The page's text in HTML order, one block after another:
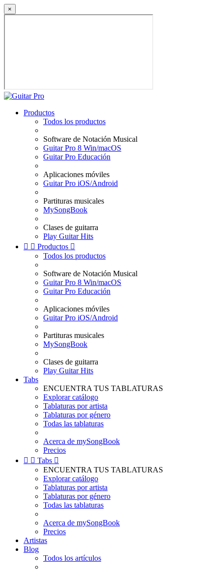
×
Productos
Todos los productos
Software de Notación Musical
Guitar Pro 8 Win/macOS
Guitar Pro Educación
Aplicaciones móviles
Guitar Pro iOS/Android
Partituras musicales
MySongBook
Clases de guitarra
Play Guitar Hits
  Productos 
Todos los productos
Software de Notación Musical
Guitar Pro 8 Win/macOS
Guitar Pro Educación
Aplicaciones móviles
Guitar Pro iOS/Android
Partituras musicales
MySongBook
Clases de guitarra
Play Guitar Hits
Tabs
ENCUENTRA TUS TABLATURAS
Explorar catálogo
Tablaturas por artista
Tablaturas por género
Todas las tablaturas
Acerca de mySongBook
Precios
  Tabs 
ENCUENTRA TUS TABLATURAS
Explorar catálogo
Tablaturas por artista
Tablaturas por género
Todas las tablaturas
Acerca de mySongBook
Precios
Artistas
Blog
Todos los artículos